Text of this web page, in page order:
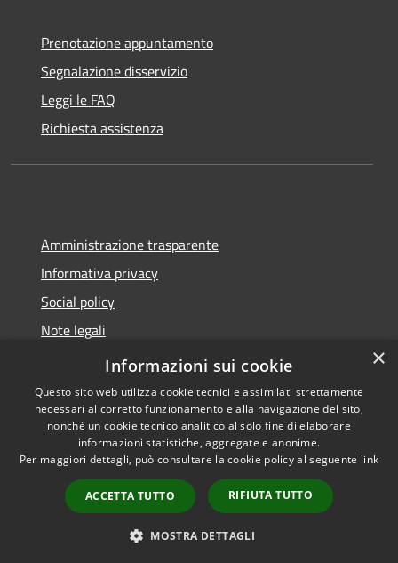
Prenotazione appuntamento
Segnalazione disservizio
Leggi le FAQ
Richiesta assistenza
Amministrazione trasparente
Informativa privacy
Social policy
Note legali
Dichiarazione di accessibilità
Accessibilità
Copyright © 2026 • Comune di
Sanremo • Powered by
Municipium•
Accesso
redazione
×
Informazioni sui cookie
Questo sito web utilizza cookie tecnici e assimilati strettamente
necessari al corretto funzionamento e alla navigazione del sito,
nonché un cookie tecnico analitico al solo fine di elaborare
informazioni statistiche, aggregate e anonime.
Per maggiori dettagli, può consultare la cookie policy al seguente link
ACCETTA TUTTO RIFIUTA TUTTO
MOSTRA DETTAGLI